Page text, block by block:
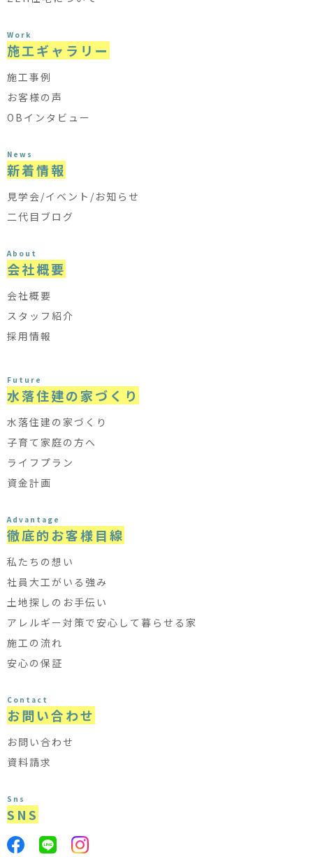
Work
施工ギャラリー
施工事例
お客様の声
OBインタビュー
News
新着情報
見学会/イベント/お知らせ
二代目ブログ
About
会社概要
会社概要
スタッフ紹介
採用情報
Future
水落住建の家づくり
水落住建の家づくり
子育て家庭の方へ
ライフプラン
資金計画
Advantage
徹底的お客様目線
私たちの想い
社員大工がいる強み
土地探しのお手伝い
アレルギー対策で安心して暮らせる家
施工の流れ
安心の保証
Contact
お問い合わせ
お問い合わせ
資料請求
Sns
SNS